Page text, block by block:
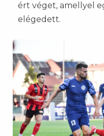
ért véget, amellyel
elégedett.